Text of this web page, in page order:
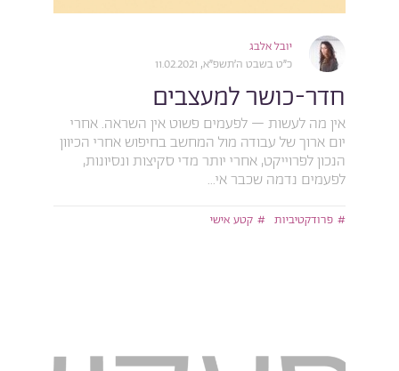
יובל אלבג
כ״ט בשבט ה׳תשפ״א, 11.02.2021
חדר-כושר למעצבים
אין מה לעשות – לפעמים פשוט אין השראה. אחרי
יום ארוך של עבודה מול המחשב בחיפוש אחרי הכיוון
הנכון לפרוייקט, אחרי יותר מדי סקיצות ונסיונות,
לפעמים נדמה שכבר אי...
פרודקטיביות קטע אישי